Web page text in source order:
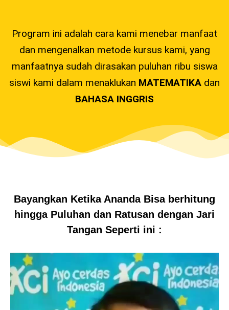
Program ini adalah cara kami menebar manfaat
dan mengenalkan metode kursus kami, yang
manfaatnya sudah dirasakan puluhan ribu siswa
siswi kami dalam menaklukan MATEMATIKA dan
BAHASA INGGRIS
Bayangkan Ketika Ananda Bisa berhitung
hingga Puluhan dan Ratusan dengan Jari
Tangan Seperti ini :